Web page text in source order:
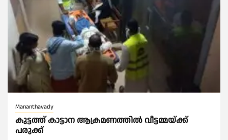
Mananthavady
കുട്ടത്ത് കാട്ടാന ആക്രമണത്തിൽ വീട്ടമ്മയ്ക്ക്
പരുക്ക്